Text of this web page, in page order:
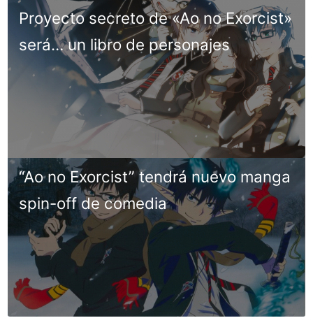
Proyecto secreto de «Ao no Exorcist»
será… un libro de personajes
“Ao no Exorcist” tendrá nuevo manga
spin-off de comedia